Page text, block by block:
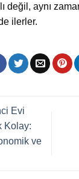
değil, aynı
ilerler.
Evi
Kolay:
ve